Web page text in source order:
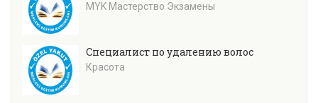
MYK Мастерство Экзамены
Специалист по удалению волос
Красота